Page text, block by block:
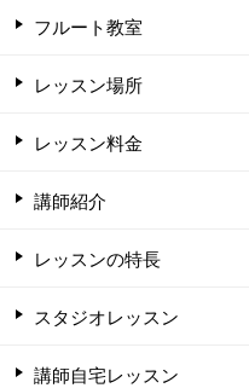
フルート教室
レッスン場所
レッスン料金
講師紹介
レッスンの特長
スタジオレッスン
講師自宅レッスン